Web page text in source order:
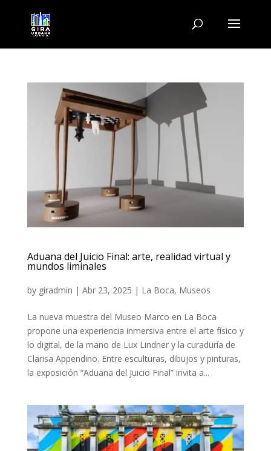
Aduana del Juicio Final: arte, realidad virtual y
mundos liminales
by giradmin | Abr 23, 2025 | La Boca, Museos
La nueva muestra del Museo Marco en La Boca
propone una experiencia inmersiva entre el arte físico y
lo digital, de la mano de Lux Lindner y la curaduría de
Clarisa Appendino. Entre esculturas, dibujos y pinturas,
la exposición “Aduana del Juicio Final” invita a...